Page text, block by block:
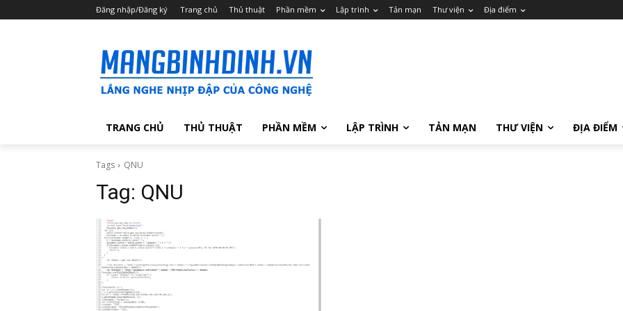
Đăng nhập/Đăng ký Trang chủ Thủ thuật Phần mềm Lập trình Tản mạn Thư viện Địa điểm
TRANG CHỦ THỦ THUẬT PHẦN MỀM LẬP TRÌNH TẢN MẠN THƯ VIỆN ĐỊA ĐIỂM
Tags QNU
Tag: QNU